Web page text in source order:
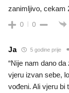
zanimljivo, cekam
0 0
Ja 5 godine prije
“Nije nam dano
vjeru izvan sebe,
vođeni. Ali vjeru bi